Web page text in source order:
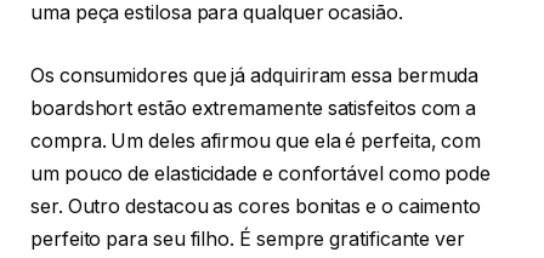
uma peça estilosa para qualquer ocasião.
Os consumidores que já adquiriram essa bermuda
boardshort estão extremamente satisfeitos com a
compra. Um deles afirmou que ela é perfeita, com
um pouco de elasticidade e confortável como pode
ser. Outro destacou as cores bonitas e o caimento
perfeito para seu filho. É sempre gratificante ver